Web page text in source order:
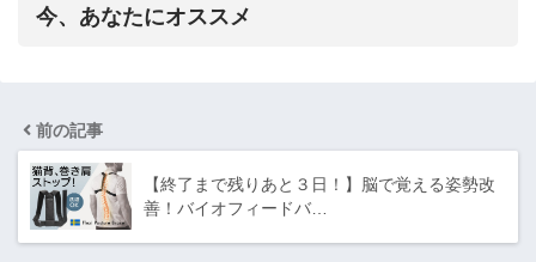
今、あなたにオススメ
前の記事
【終了まで残りあと３日！】脳で覚える姿勢改
善！バイオフィードバ…